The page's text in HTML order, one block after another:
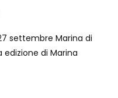
settembre Marina di
di Marina